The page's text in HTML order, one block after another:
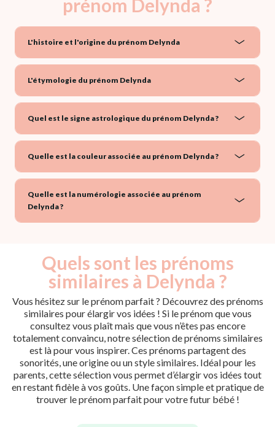
prénom Delynda ?
L'histoire et l'origine du prénom Delynda
L'étymologie du prénom Delynda
Quel est le signe astrologique du prénom Delynda ?
Quelle est la couleur associée au prénom Delynda ?
Quelle est la numérologie associée au prénom
Delynda ?
Quels sont les prénoms
similaires à Delynda ?
Vous hésitez sur le prénom parfait ? Découvrez des prénoms
similaires pour élargir vos idées ! Si le prénom que vous
consultez vous plaît mais que vous n’êtes pas encore
totalement convaincu, notre sélection de prénoms similaires
est là pour vous inspirer. Ces prénoms partagent des
sonorités, une origine ou un style similaires. Idéal pour les
parents, cette sélection vous permet d’élargir vos idées tout
en restant fidèle à vos goûts. Une façon simple et pratique de
trouver le prénom parfait pour votre futur bébé !